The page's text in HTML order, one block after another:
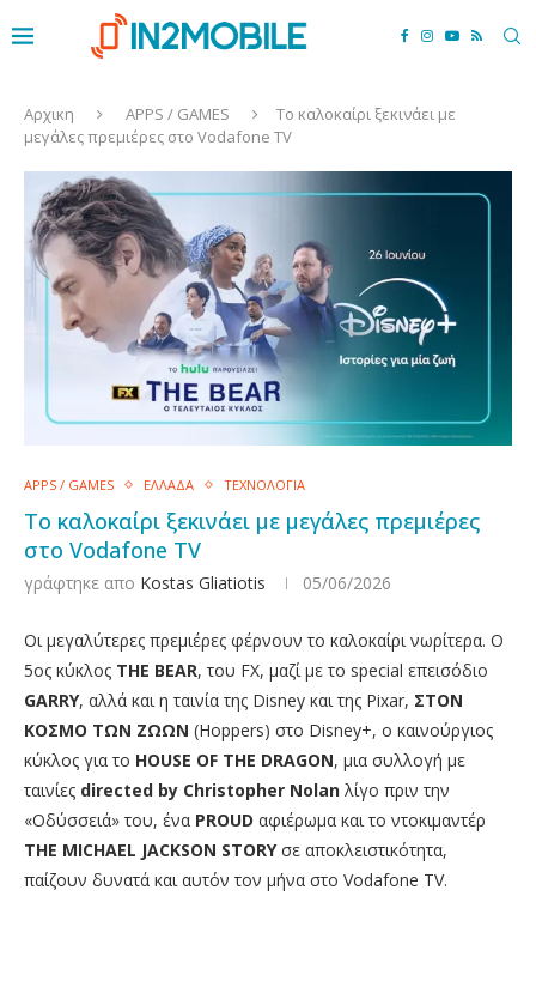
Αρχικη APPS / GAMES
Το καλοκαίρι ξεκινάει με
μεγάλες πρεμιέρες στο Vodafone TV
APPS / GAMES ΕΛΛΑΔΑ ΤΕΧΝΟΛΟΓΙΑ
Το καλοκαίρι ξεκινάει με μεγάλες πρεμιέρες
στο Vodafone TV
γράφτηκε απο Kostas Gliatiotis 05/06/2026
Οι μεγαλύτερες πρεμιέρες φέρνουν το καλοκαίρι νωρίτερα. Ο
5ος κύκλος THE BEAR, του FX, μαζί με το special επεισόδιο
GARRY, αλλά και η ταινία της Disney και της Pixar, ΣΤΟΝ
ΚΟΣΜΟ ΤΩΝ ΖΩΩΝ (Hoppers) στο Disney+, ο καινούργιος
κύκλος για το HOUSE OF THE DRAGON, μια συλλογή με
ταινίες directed by Christopher Nolan λίγο πριν την
«Οδύσσειά» του, ένα PROUD αφιέρωμα και το ντοκιμαντέρ
THE MICHAEL JACKSON STORYσε αποκλειστικότητα,
παίζουν δυνατά και αυτόν τον μήνα στο Vodafone TV.